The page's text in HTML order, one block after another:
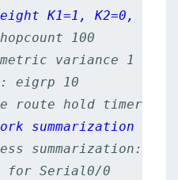
K1=1, K2=0,
hopcount 100
metric variance 1
eigrp 10
route hold timer is
summarization is
summarization:
for Serial0/0